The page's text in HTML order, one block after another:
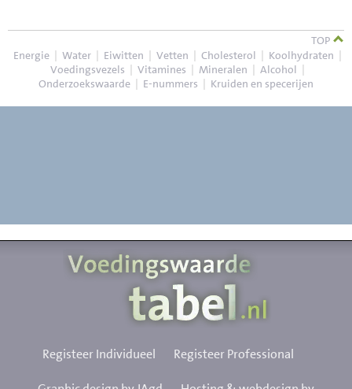
TOP
Energie | Water | Eiwitten | Vetten | Cholesterol | Koolhydraten |
Voedingsvezels | Vitamines | Mineralen | Alcohol |
Onderzoekswaarde | E-nummers | Kruiden en specerijen
Registeer Individueel Registeer Professional